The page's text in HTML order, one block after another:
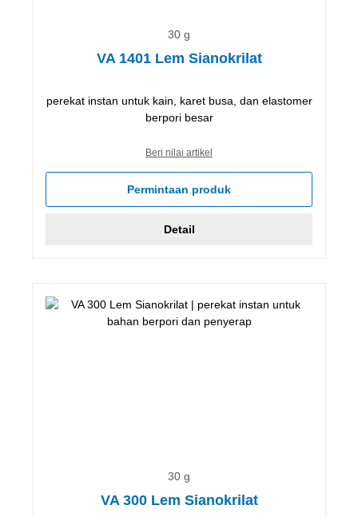
30 g
VA 1401 Lem Sianokrilat
perekat instan untuk kain, karet busa, dan elastomer
berpori besar
Beri nilai artikel
Permintaan produk
Detail
30 g
VA 300 Lem Sianokrilat